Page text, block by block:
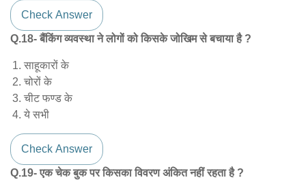
Check Answer
Q.18- बैंकिंग व्यवस्था ने लोगों को किसके जोखिम से बचाया है ?
साहूकारों के
चोरों के
चीट फण्ड के
ये सभी
Check Answer
Q.19- एक चेक बुक पर किसका विवरण अंकित नहीं रहता है ?